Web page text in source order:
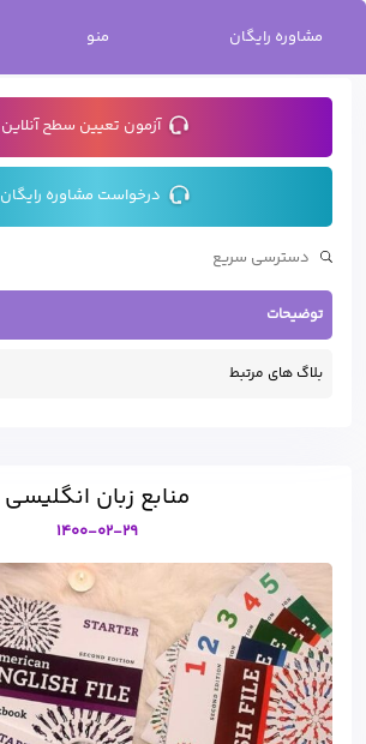
مشاوره رایگان منو / منابع زبان انگلیسی
منابع زبان انگلیسی
1400-02-29
آزمون تعیین سطح آنلاین
درخواست مشاوره رایگان
توضیحات
بلاگ های مرتبط